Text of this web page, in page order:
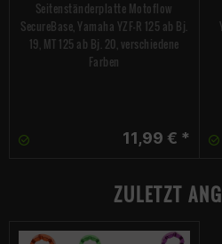
Seitenständerplatte Motoflow
SecureBase, Yamaha YZF-R 125 ab Bj.
19, MT 125 ab Bj. 20, verschiedene
Farben
11,99 € *
ZULETZT